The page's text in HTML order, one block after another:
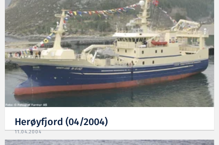
Herøyfjord (04/2004)
11.04.2004